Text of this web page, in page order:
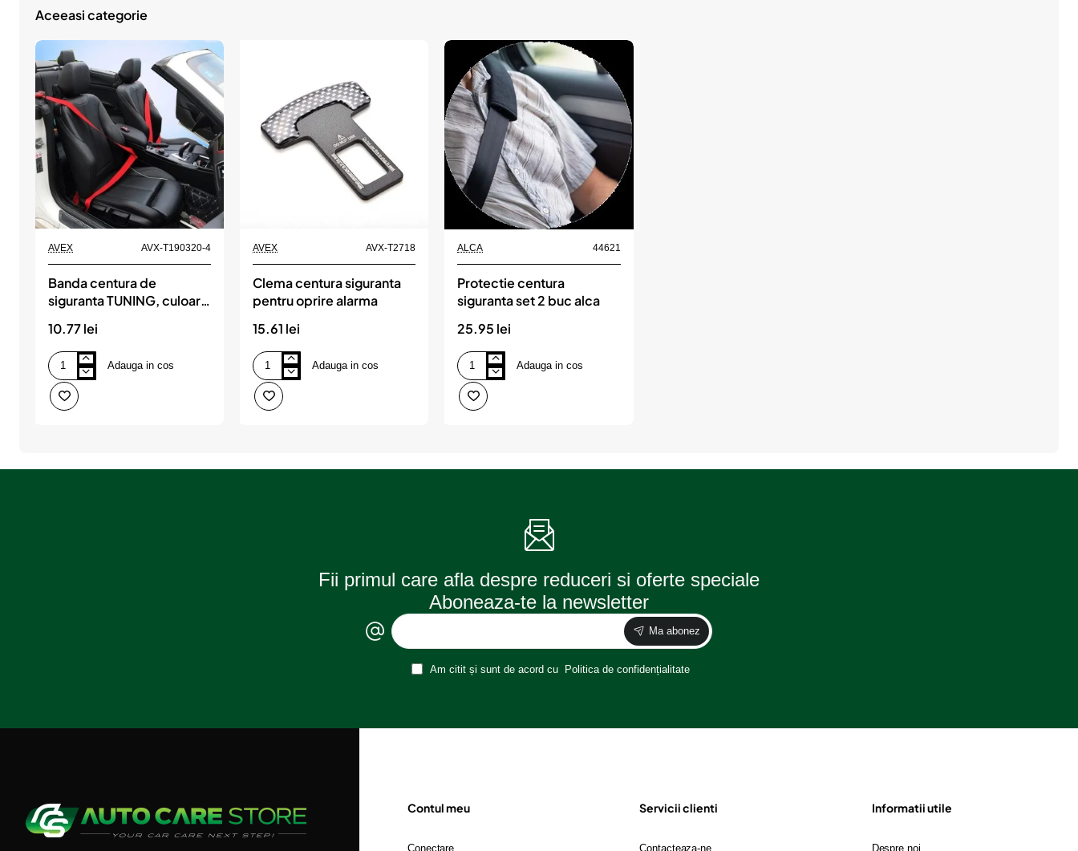
Aceeasi categorie
AVEX AVX-T190320-4
Banda centura de
siguranta TUNING, culoare
10.77 lei
Banda
centura
de
siguranta
liniar
Adauga in cos
Produs de top
AVEX AVX-T2718
Clema centura siguranta
pentru oprire alarma
15.61 lei
Clema
centura
siguranta
pentru
Adauga in cos
ALCA 44621
Protectie centura
siguranta set 2 buc alca
25.95 lei
Protectie
centura
siguranta
set
Adauga in cos
Fii primul care afla despre reduceri si oferte speciale
Aboneaza-te la newsletter
Ma abonez
Am citit și sunt de acord cu Politica de confidențialitate
Contul meu
Conectare
Servicii clienti
Contacteaza-ne
Informatii utile
Despre noi